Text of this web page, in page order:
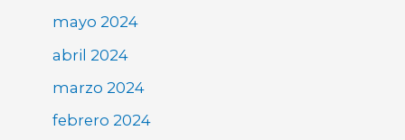
mayo 2024
abril 2024
marzo 2024
febrero 2024